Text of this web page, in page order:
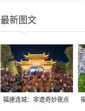
最新图文
福建连城：非遗奇妙夜点